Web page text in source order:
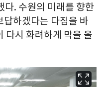
. 수원의 미래를 향한
답하겠다는 다짐을 바
다시 화려하게 막을 올